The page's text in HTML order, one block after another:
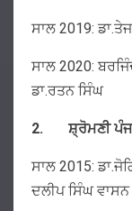
ਸਾਲ 2019:
ਸਾਲ 2020:
ਡਾ.ਰਤਨ ਸਿੰਘ
2. ਸ਼੍ਰੋਮਣੀ
ਸਾਲ 2015:
ਦਲੀਪ ਸਿੰਘ ਵਾਸਨ